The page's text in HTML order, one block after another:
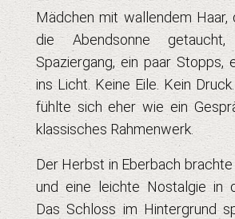
Mädchen mit wallendem Haar,
die Abendsonne
Spaziergang, ein paar Stopps,
ins Licht. Keine Eile. Kein
fühlte sich eher wie ein
klassisches Rahmenwerk.
Der Herbst in Eberbach
und eine leichte Nostalgie in
Das Schloss im Hintergrund